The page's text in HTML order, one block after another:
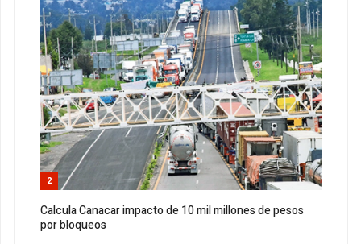
2
Calcula Canacar impacto de 10 mil millones de pesos
por bloqueos